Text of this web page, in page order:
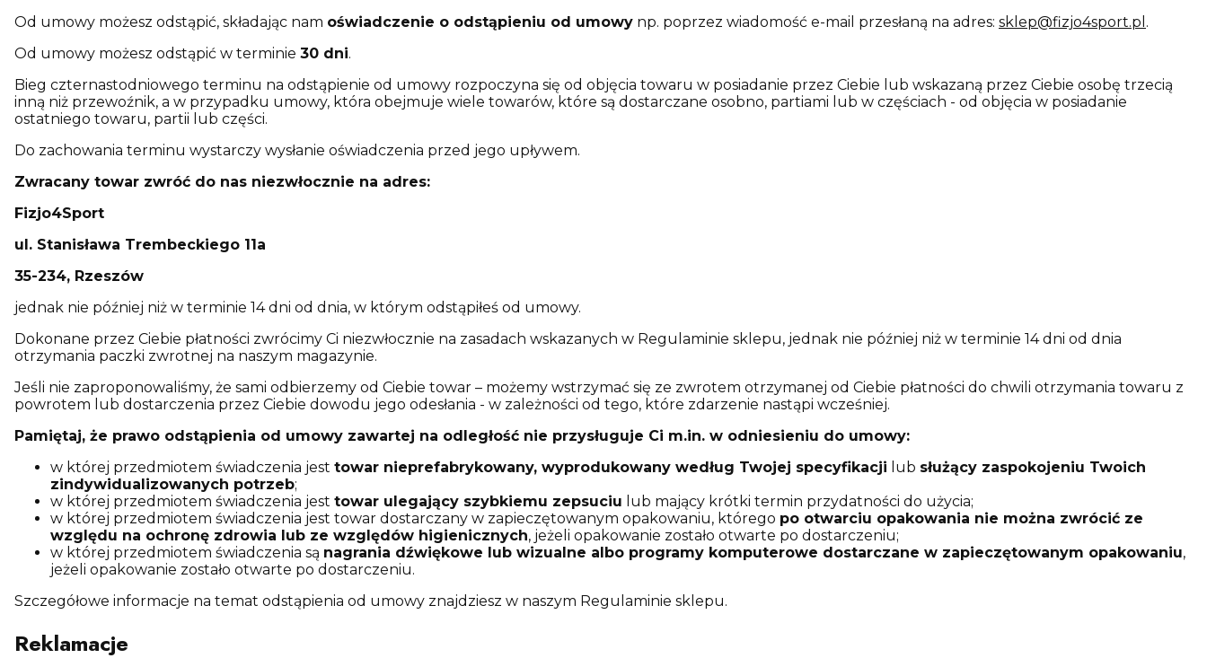
Od umowy możesz odstąpić, składając nam oświadczenie o odstąpieniu od umowy np. poprzez wiadomość e-mail przesłaną na adres: sklep@fizjo4sport.pl .
Od umowy możesz odstąpić w terminie 30 dni.
Bieg czternastodniowego terminu na odstąpienie od umowy rozpoczyna się od objęcia towaru w posiadanie przez Ciebie lub wskazaną przez Ciebie osobę trzecią
inną niż przewoźnik, a w przypadku umowy, która obejmuje wiele towarów, które są dostarczane osobno, partiami lub w częściach - od objęcia w posiadanie
ostatniego towaru, partii lub części.
Do zachowania terminu wystarczy wysłanie oświadczenia przed jego upływem.
Zwracany towar zwróć do nas niezwłocznie na adres:
Fizjo4Sport
ul. Stanisława Trembeckiego 11a
35-234, Rzeszów
jednak nie później niż w terminie 14 dni od dnia, w którym odstąpiłeś od umowy.
Dokonane przez Ciebie płatności zwrócimy Ci niezwłocznie na zasadach wskazanych w Regulaminie sklepu, jednak nie później niż w terminie 14 dni od dnia
otrzymania paczki zwrotnej na naszym magazynie.
Jeśli nie zaproponowaliśmy, że sami odbierzemy od Ciebie towar – możemy wstrzymać się ze zwrotem otrzymanej od Ciebie płatności do chwili otrzymania towaru z
powrotem lub dostarczenia przez Ciebie dowodu jego odesłania - w zależności od tego, które zdarzenie nastąpi wcześniej.
Pamiętaj, że prawo odstąpienia od umowy zawartej na odległość nie przysługuje Ci m.in. w odniesieniu do umowy:
w której przedmiotem świadczenia jest towar nieprefabrykowany, wyprodukowany według Twojej specyfikacji lub służący zaspokojeniu Twoich
zindywidualizowanych potrzeb;
w której przedmiotem świadczenia jest towar ulegający szybkiemu zepsuciu lub mający krótki termin przydatności do użycia;
w której przedmiotem świadczenia jest towar dostarczany w zapieczętowanym opakowaniu, którego po otwarciu opakowania nie można zwrócić ze
względu na ochronę zdrowia lub ze względów higienicznych, jeżeli opakowanie zostało otwarte po dostarczeniu;
w której przedmiotem świadczenia są nagrania dźwiękowe lub wizualne albo programy komputerowe dostarczane w zapieczętowanym opakowaniu,
jeżeli opakowanie zostało otwarte po dostarczeniu.
Szczegółowe informacje na temat odstąpienia od umowy znajdziesz w naszym Regulaminie sklepu.
Reklamacje